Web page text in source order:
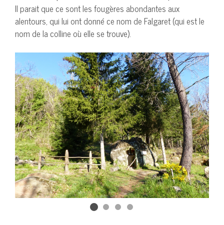
Il parait que ce sont les fougères abondantes aux
alentours, qui lui ont donné ce nom de Falgaret (qui est le
nom de la colline où elle se trouve).